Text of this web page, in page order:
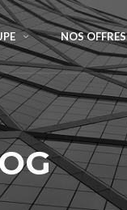
NOS OFFRES